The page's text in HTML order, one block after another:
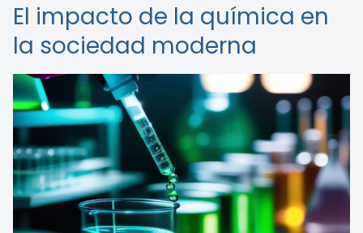
El impacto de la química en
la sociedad moderna